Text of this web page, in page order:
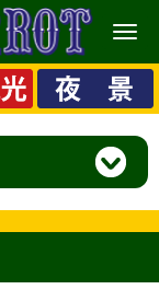
メ
ニ
ュ
ー